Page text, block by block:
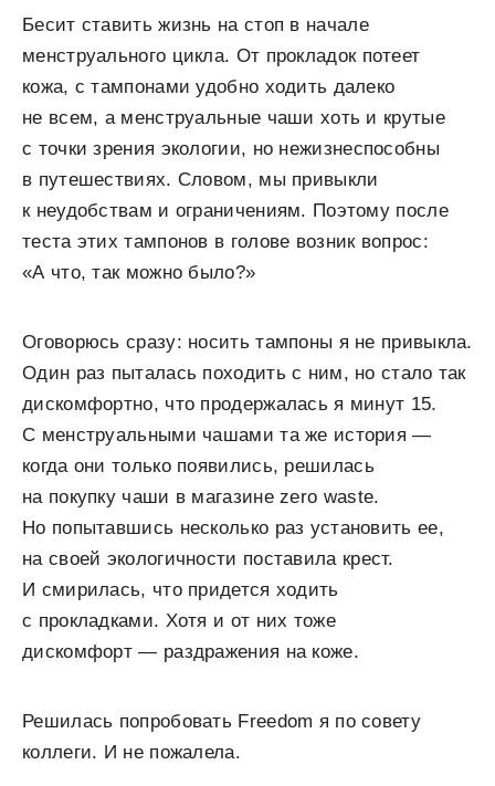
Бесит ставить жизнь на стоп в начале
менструального цикла. От прокладок потеет
кожа, с тампонами удобно ходить далеко
не всем, а менструальные чаши хоть и крутые
с точки зрения экологии, но нежизнеспособны
в путешествиях. Словом, мы привыкли
к неудобствам и ограничениям. Поэтому после
теста этих тампонов в голове возник вопрос:
«А что, так можно было?»
Оговорюсь сразу: носить тампоны я не привыкла.
Один раз пыталась походить с ним, но стало так
дискомфортно, что продержалась я минут 15.
С менструальными чашами та же история —
когда они только появились, решилась
на покупку чаши в магазине zero waste.
Но попытавшись несколько раз установить ее,
на своей экологичности поставила крест.
И смирилась, что придется ходить
с прокладками. Хотя и от них тоже
дискомфорт — раздражения на коже.
Решилась попробовать Freedom я по совету
коллеги. И не пожалела.